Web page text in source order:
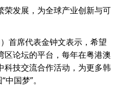
荣发展，为全球产业创新与可
首席代表金钟文表示，希望
区论坛的平台，每年在粤港澳
科技交流合作活动，为更多韩
国梦”。